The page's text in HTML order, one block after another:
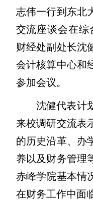
志伟一行到东北
交流座谈会在综
财经处副处长沈
会计核算中心和
参加会议。
沈健代表计
来校调研交流表
的历史沿革、办
养以及财务管理
赤峰学院基本情
在财务工作中面